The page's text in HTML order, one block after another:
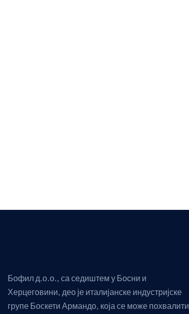
Бофил д.о.о., са седиштем у Босни и
Херцеговини, део је италијанске индустријске
групе Боскети Армандо, која се може похвалити